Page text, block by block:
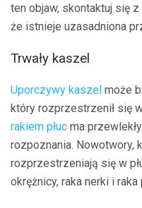
ten objaw, skontaktuj się
że istnieje uzasadniona
Trwały kaszel
Uporczywy kaszel może
który rozprzestrzenił się
rakiem płuc ma
rozpoznania. Nowotwory,
rozprzestrzeniają się w
okrężnicy, raka nerki i raka